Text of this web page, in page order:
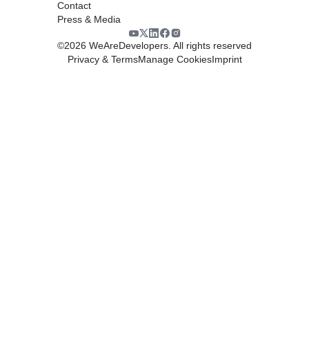
Contact
Press & Media
©2026 WeAreDevelopers. All rights reserved
Privacy & TermsManage CookiesImprint